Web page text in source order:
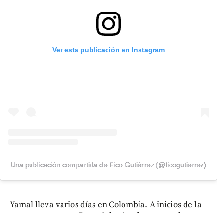
Ver esta publicación en Instagram
Una publicación compartida de Fico Gutiérrez (@ficogutierrez)
Yamal lleva varios días en Colombia. A inicios de la